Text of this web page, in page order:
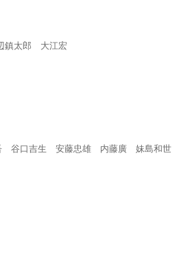
太郎 大江宏
谷口吉生 安藤忠雄 内藤廣 妹島和世